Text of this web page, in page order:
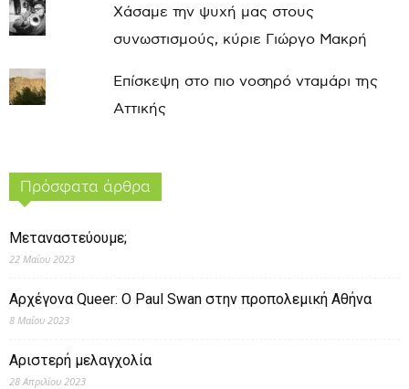
Χάσαμε την ψυχή μας στους
συνωστισμούς, κύριε Γιώργο Μακρή
Επίσκεψη στο πιο νοσηρό νταμάρι της
Αττικής
Πρόσφατα άρθρα
Μεταναστεύουμε;
22 Μαΐου 2023
Αρχέγονα Queer: O Paul Swan στην προπολεμική Αθήνα
8 Μαΐου 2023
Αριστερή μελαγχολία
28 Απριλίου 2023